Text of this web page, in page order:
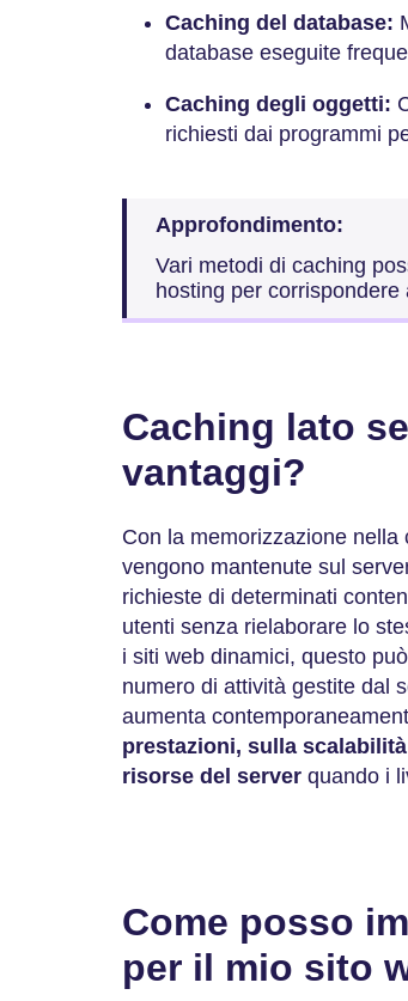
Caching del database:
database eseguite
Caching degli oggetti:
richiesti dai programmi
Approfondimento:
Vari metodi di caching
hosting per
Caching lato
vantaggi?
Con la memorizzazione
vengono mantenute sul
richieste di determinati
utenti senza rielaborare lo
i siti web dinamici, questo
numero di attività gestite dal
aumenta
prestazioni, sulla
risorse del server quando i
Come posso
per il mio sito